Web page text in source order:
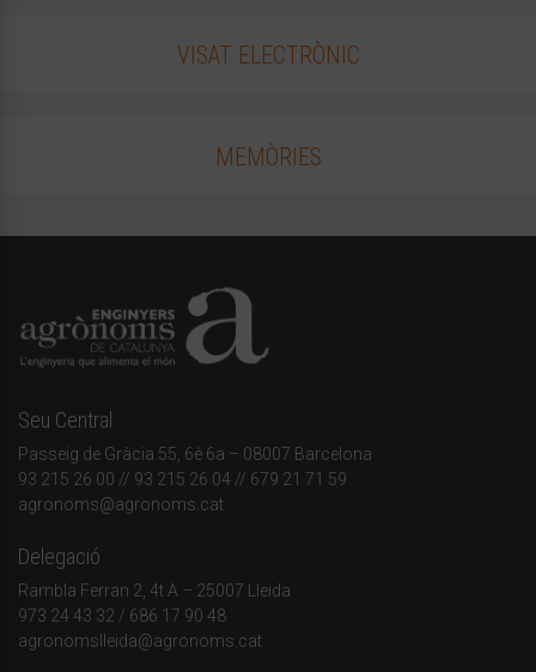
VISAT ELECTRÒNIC
MEMÒRIES
Seu Central
Passeig de Gràcia 55, 6è 6a – 08007 Barcelona
93 215 26 00 // 93 215 26 04 // 679 21 71 59
agronoms@agronoms.cat
Delegació
Rambla Ferran 2, 4t A – 25007 Lleida
973 24 43 32 / 686 17 90 48
agronomslleida@agronoms.cat